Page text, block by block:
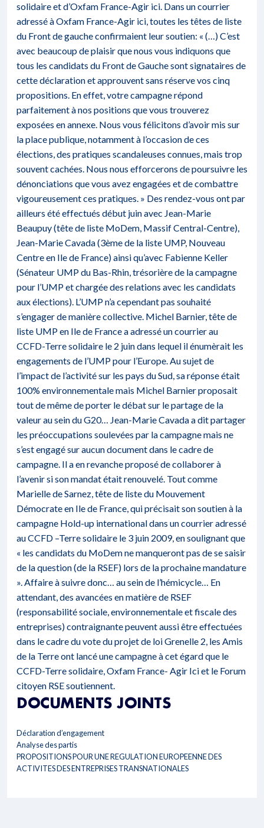
solidaire et d’Oxfam France-Agir ici. Dans un courrier
adressé à Oxfam France-Agir ici, toutes les têtes de liste
du Front de gauche confirmaient leur soutien: « (…) C’est
avec beaucoup de plaisir que nous vous indiquons que
tous les candidats du Front de Gauche sont signataires de
cette déclaration et approuvent sans réserve vos cinq
propositions. En effet, votre campagne répond
parfaitement à nos positions que vous trouverez
exposées en annexe. Nous vous félicitons d’avoir mis sur
la place publique, notamment à l’occasion de ces
élections, des pratiques scandaleuses connues, mais trop
souvent cachées. Nous nous efforcerons de poursuivre les
dénonciations que vous avez engagées et de combattre
vigoureusement ces pratiques. » Des rendez-vous ont par
ailleurs été effectués début juin avec Jean-Marie
Beaupuy (tête de liste MoDem, Massif Central-Centre),
Jean-Marie Cavada (3ème de la liste UMP, Nouveau
Centre en Ile de France) ainsi qu’avec Fabienne Keller
(Sénateur UMP du Bas-Rhin, trésorière de la campagne
pour l’UMP et chargée des relations avec les candidats
aux élections). L’UMP n’a cependant pas souhaité
s’engager de manière collective. Michel Barnier, tête de
liste UMP en Ile de France a adressé un courrier au
CCFD-Terre solidaire le 2 juin dans lequel il énumèrait les
engagements de l’UMP pour l’Europe. Au sujet de
l’impact de l’activité sur les pays du Sud, sa réponse était
100% environnementale mais Michel Barnier proposait
tout de même de porter le débat sur le partage de la
valeur au sein du G20… Jean-Marie Cavada a dit partager
les préoccupations soulevées par la campagne mais ne
s’est engagé sur aucun document dans le cadre de
campagne. Il a en revanche proposé de collaborer à
l’avenir si son mandat était renouvelé. Tout comme
Marielle de Sarnez, tête de liste du Mouvement
Démocrate en Ile de France, qui précisait son soutien à la
campagne Hold-up international dans un courrier adressé
au CCFD –Terre solidaire le 3 juin 2009, en soulignant que
« les candidats du MoDem ne manqueront pas de se saisir
de la question (de la RSEF) lors de la prochaine mandature
». Affaire à suivre donc… au sein de l’hémicycle… En
attendant, des avancées en matière de RSEF
(responsabilité sociale, environnementale et fiscale des
entreprises) contraignante peuvent aussi être effectuées
dans le cadre du vote du projet de loi Grenelle 2, les Amis
de la Terre ont lancé une campagne à cet égard que le
CCFD-Terre solidaire, Oxfam France- Agir Ici et le Forum
citoyen RSE soutiennent.
DOCUMENTS JOINTS
Déclaration d’engagement
Analyse des partis
PROPOSITIONS POUR UNE REGULATION EUROPEENNE DES
ACTIVITES DES ENTREPRISES TRANSNATIONALES